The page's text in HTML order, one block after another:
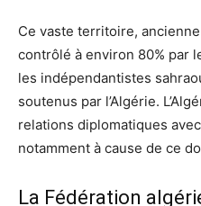
Ce vaste territoire,
contrôlé à environ 80% par
les indépendantistes
soutenus par l’Algérie.
relations diplomatiques
notamment à cause de ce
La Fédération